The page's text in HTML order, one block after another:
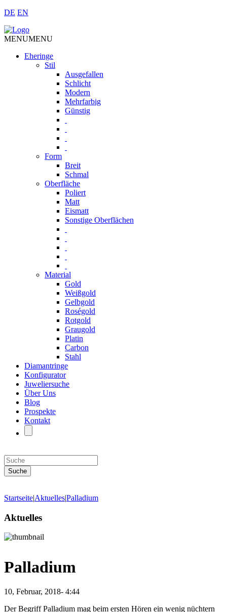
DE EN
MENUMENU
Eheringe
Stil
Ausgefallen
Schlicht
Modern
Mehrfarbig
Günstig
Form
Breit
Schmal
Oberfläche
Poliert
Matt
Eismatt
Sonstige Oberflächen
Material
Gold
Weißgold
Gelbgold
Roségold
Rotgold
Graugold
Platin
Carbon
Stahl
Diamantringe
Konfigurator
Juweliersuche
Über Uns
Blog
Prospekte
Kontakt
Startseite|Aktuelles|Palladium
Aktuelles
Palladium
10, Februar, 2018- 4:44
Der Begriff Palladium mag beim ersten Hören ein wenig nüchtern